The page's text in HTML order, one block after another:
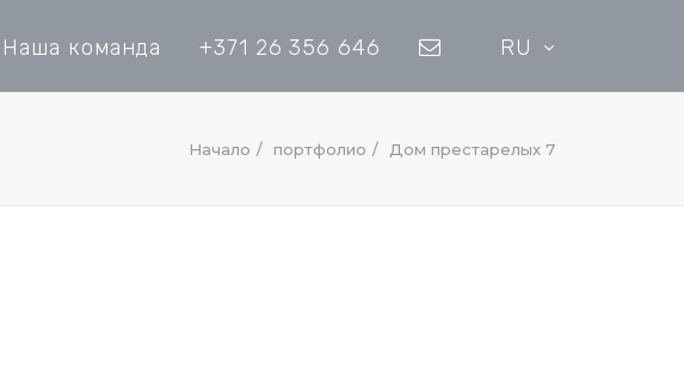
Наша команда +371 26 356 646 RU
Начало портфолио Дом престарелых 7